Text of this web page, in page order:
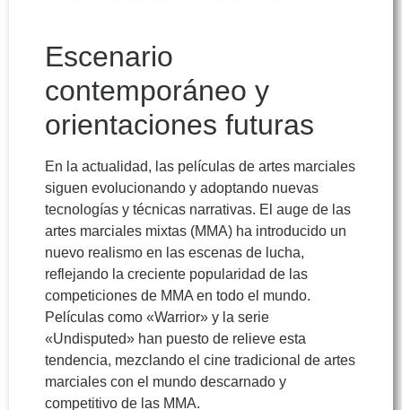
Escenario
contemporáneo y
orientaciones futuras
En la actualidad, las películas de artes marciales
siguen evolucionando y adoptando nuevas
tecnologías y técnicas narrativas. El auge de las
artes marciales mixtas (MMA) ha introducido un
nuevo realismo en las escenas de lucha,
reflejando la creciente popularidad de las
competiciones de MMA en todo el mundo.
Películas como «Warrior» y la serie
«Undisputed» han puesto de relieve esta
tendencia, mezclando el cine tradicional de artes
marciales con el mundo descarnado y
competitivo de las MMA.